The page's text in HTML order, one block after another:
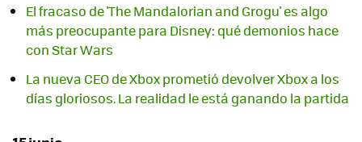
El fracaso de 'The Mandalorian and Grogu' es algo
más preocupante para Disney: qué demonios hace
con Star Wars
La nueva CEO de Xbox prometió devolver Xbox a los
días gloriosos. La realidad le está ganando la partida